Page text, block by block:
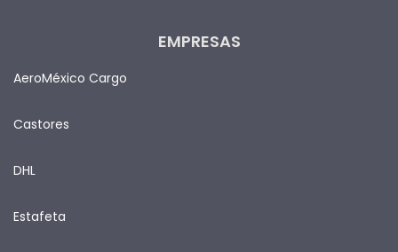
EMPRESAS
AeroMéxico Cargo
Castores
DHL
Estafeta